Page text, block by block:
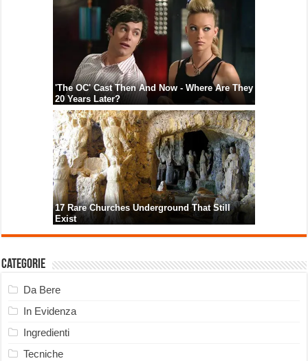
Categorie
Da Bere
In Evidenza
Ingredienti
Tecniche